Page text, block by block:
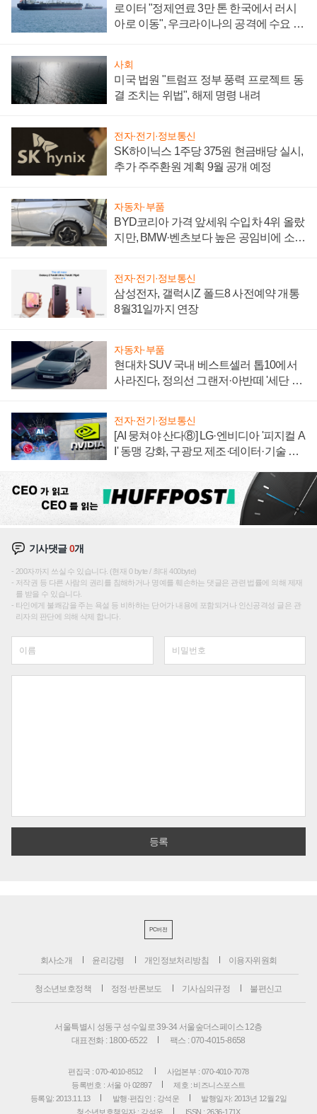
로이터 "정제연료 3만 톤 한국에서 러시
아로 이동", 우크라이나의 공격에 수요 늘
사회
미국 법원 "트럼프 정부 풍력 프로젝트 동
결 조치는 위법", 해제 명령 내려
전자·전기·정보통신
SK하이닉스 1주당 375원 현금배당 실시,
추가 주주환원 계획 9월 공개 예정
자동차·부품
BYD코리아 가격 앞세워 수입차 4위 올랐
지만, BMW·벤츠보다 높은 공임비에 소비
전자·전기·정보통신
삼성전자, 갤럭시Z 폴드8 사전예약 개통
8월31일까지 연장
자동차·부품
현대차 SUV 국내 베스트셀러 톱10에서
사라진다, 정의선 그랜저·아반떼 '세단 쌍
전자·전기·정보통신
[AI 뭉쳐야 산다⑧] LG·엔비디아 '피지컬 A
I' 동맹 강화, 구광모 제조·데이터·기술 결
기사댓글0개
200자까지 쓰실 수 있습니다. (현재 0 byte / 최대 400byte)
저작권 등 다른 사람의 권리를 침해하거나 명예를 훼손하는 댓글은 관련 법률에 의해 제재
를 받을 수 있습니다.
타인에게 불쾌감을 주는 욕설 등 비하하는 단어가 내용에 포함되거나 인신공격성 글은 관
리자의 판단에 의해 삭제 합니다.
PC버전
회사소개 윤리강령 개인정보처리방침 이용자위원회
청소년보호정책 정정·반론보도 기사심의규정 불편신고
서울특별시 성동구 성수일로 39-34 서울숲더스페이스 12층
대표전화 : 1800-6522
팩스 : 070-4015-8658
편집국 : 070-4010-8512
사업본부 : 070-4010-7078
등록번호 : 서울 아 02897
제호 : 비즈니스포스트
등록일: 2013.11.13
발행·편집인 : 강석운
발행일자: 2013년 12월 2일
청소년보호책임자 : 강석운
ISSN : 2636-171X